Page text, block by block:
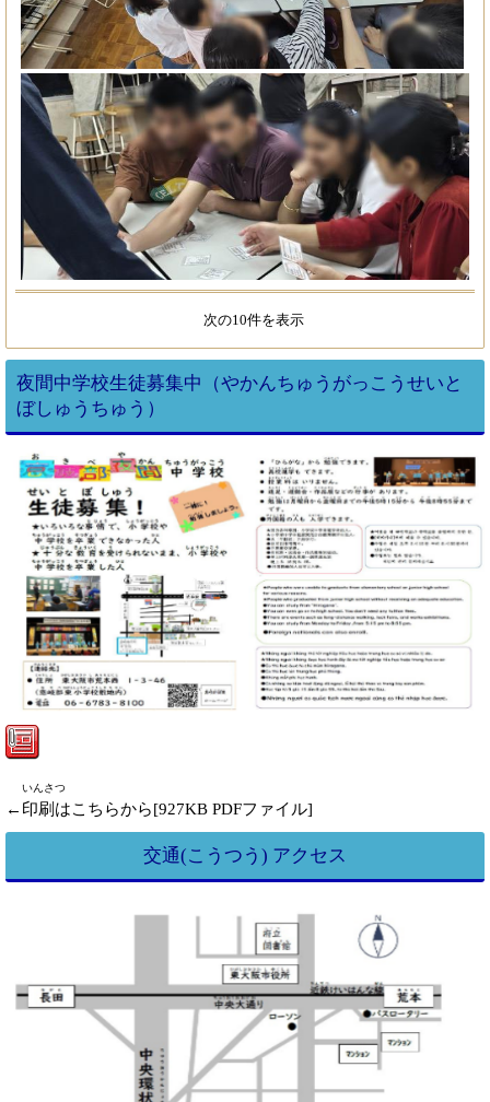
次の10件を表示
夜間中学校生徒募集中（やかんちゅうがっこうせいと
ぼしゅうちゅう）
いんさつ
←印刷はこちらから[927KB PDFファイル]
交通(こうつう) アクセス